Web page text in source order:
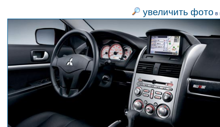
ШИНЫ
увеличить фото в